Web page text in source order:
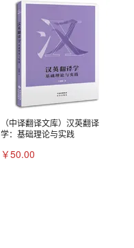
（中译翻译文库）汉英翻译
学：基础理论与实践
￥50.00